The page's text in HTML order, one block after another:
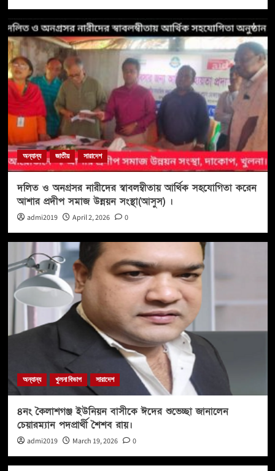
অন্যান্য জাতীয় সারাদেশ
দলিত ও অনগ্রসর নারীদের স্বাবলম্বীতায় আর্থিক সহযোগিতা করেন
আশার প্রদীপ সমাজ উন্নয়ন সংস্থা(আসুস) ।
admi2019 April 2, 2026 0
অন্যান্য খুলনা বিভাগ সারাদেশ
৪নং কৈলাশগঞ্জ ইউনিয়ন বাসীকে ঈদের শুভেচ্ছা জানালেন
চেয়ারম্যান পদপ্রার্থী শৈশব রায়।
admi2019 March 19, 2026 0